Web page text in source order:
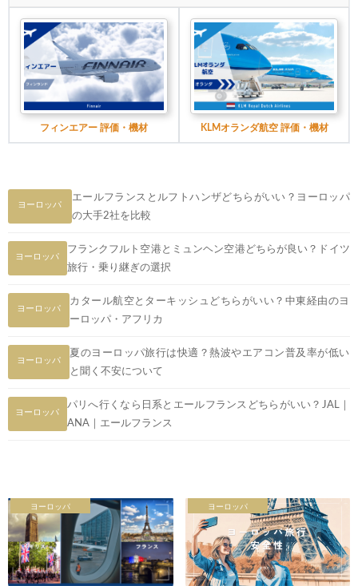
フィンエアー 評価・機材 KLMオランダ航空 評価・機材
ヨーロッパ
エールフランスとルフトハンザどちらがいい？ヨーロッパ
の大手2社を比較
ヨーロッパ
フランクフルト空港とミュンヘン空港どちらが良い？ドイツ
旅行・乗り継ぎの選択
ヨーロッパ
カタール航空とターキッシュどちらがいい？中東経由のヨ
ーロッパ・アフリカ
ヨーロッパ
夏のヨーロッパ旅行は快適？熱波やエアコン普及率が低い
と聞く不安について
ヨーロッパ
パリへ行くなら日系とエールフランスどちらがいい？JAL｜
ANA｜エールフランス
ヨーロッパ ヨーロッパ